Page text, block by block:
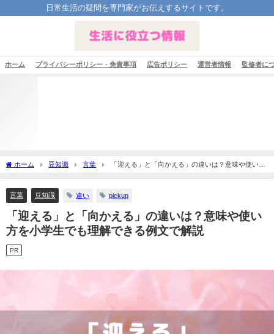
日常生活の疑問を専門家がお伝えするサイトです。
ホーム プライバシーポリシー・免責事項 広告ポリシー 運営者情報 監修者に
ホーム 豆知識 言葉
「迎える」と「向かえる」の違いは？意味や使い方
を小学生でも理解できる例文で解説
言葉 豆知識 違い pickup
「迎える」と「向かえる」の違いは？意味や使い
方を小学生でも理解できる例文で解説
PR